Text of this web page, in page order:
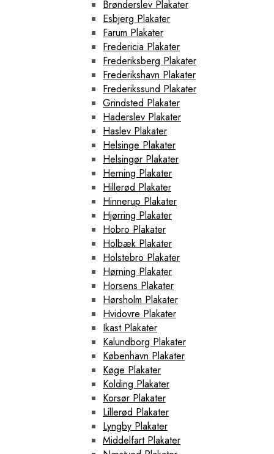
Brønderslev Plakater
Esbjerg Plakater
Farum Plakater
Fredericia Plakater
Frederiksberg Plakater
Frederikshavn Plakater
Frederikssund Plakater
Grindsted Plakater
Haderslev Plakater
Haslev Plakater
Helsinge Plakater
Helsingør Plakater
Herning Plakater
Hillerød Plakater
Hinnerup Plakater
Hjørring Plakater
Hobro Plakater
Holbæk Plakater
Holstebro Plakater
Hørning Plakater
Horsens Plakater
Hørsholm Plakater
Hvidovre Plakater
Ikast Plakater
Kalundborg Plakater
København Plakater
Køge Plakater
Kolding Plakater
Korsør Plakater
Lillerød Plakater
Lyngby Plakater
Middelfart Plakater